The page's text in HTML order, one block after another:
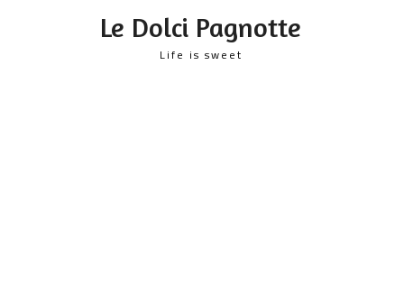
Le Dolci Pagnotte
Life is sweet